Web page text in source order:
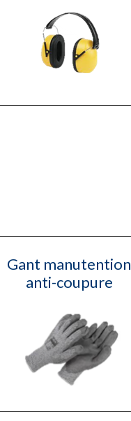
Gant manutention
anti-coupure